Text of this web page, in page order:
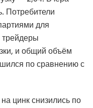
Потребители
для
трейдеры
и общий объём
по сравнению с
цинк снизились по